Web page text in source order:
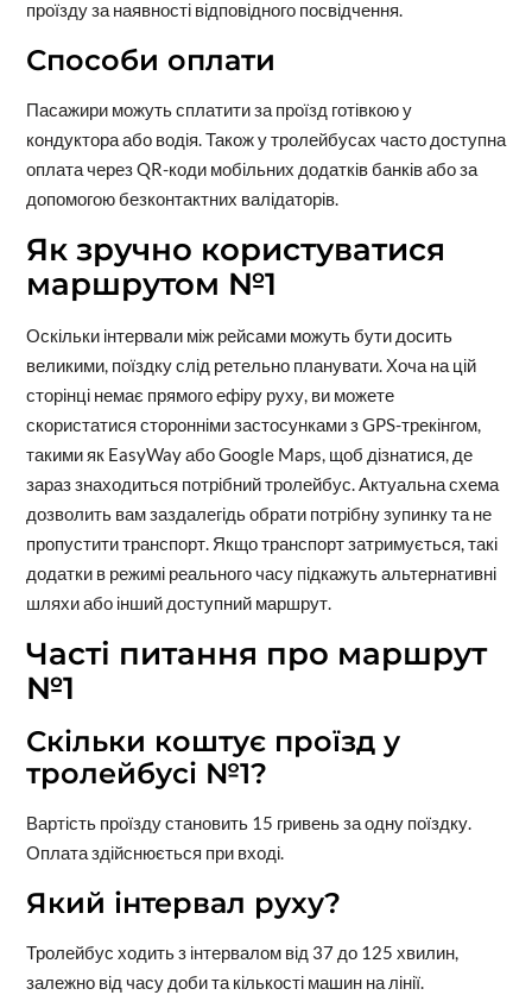
проїзду за наявності відповідного посвідчення.
Способи оплати
Пасажири можуть сплатити за проїзд готівкою у
кондуктора або водія. Також у тролейбусах часто доступна
оплата через QR-коди мобільних додатків банків або за
допомогою безконтактних валідаторів.
Як зручно користуватися
маршрутом №1
Оскільки інтервали між рейсами можуть бути досить
великими, поїздку слід ретельно планувати. Хоча на цій
сторінці немає прямого ефіру руху, ви можете
скористатися сторонніми застосунками з GPS-трекінгом,
такими як EasyWay або Google Maps, щоб дізнатися, де
зараз знаходиться потрібний тролейбус. Актуальна схема
дозволить вам заздалегідь обрати потрібну зупинку та не
пропустити транспорт. Якщо транспорт затримується, такі
додатки в режимі реального часу підкажуть альтернативні
шляхи або інший доступний маршрут.
Часті питання про маршрут
№1
Скільки коштує проїзд у
тролейбусі №1?
Вартість проїзду становить 15 гривень за одну поїздку.
Оплата здійснюється при вході.
Який інтервал руху?
Тролейбус ходить з інтервалом від 37 до 125 хвилин,
залежно від часу доби та кількості машин на лінії.